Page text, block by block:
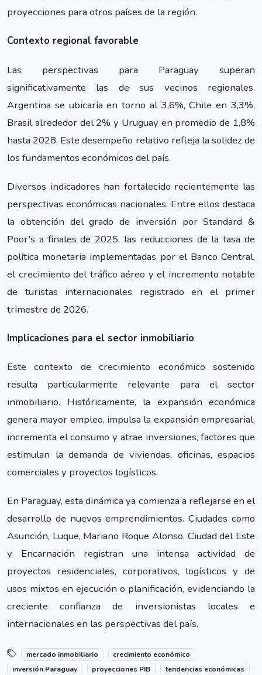
proyecciones para otros países de la región.
Contexto regional favorable
Las perspectivas para Paraguay superan
significativamente las de sus vecinos regionales.
Argentina se ubicaría en torno al 3,6%, Chile en 3,3%,
Brasil alrededor del 2% y Uruguay en promedio de 1,8%
hasta 2028. Este desempeño relativo refleja la solidez de
los fundamentos económicos del país.
Diversos indicadores han fortalecido recientemente las
perspectivas económicas nacionales. Entre ellos destaca
la obtención del grado de inversión por Standard &
Poor's a finales de 2025, las reducciones de la tasa de
política monetaria implementadas por el Banco Central,
el crecimiento del tráfico aéreo y el incremento notable
de turistas internacionales registrado en el primer
trimestre de 2026.
Implicaciones para el sector inmobiliario
Este contexto de crecimiento económico sostenido
resulta particularmente relevante para el sector
inmobiliario. Históricamente, la expansión económica
genera mayor empleo, impulsa la expansión empresarial,
incrementa el consumo y atrae inversiones, factores que
estimulan la demanda de viviendas, oficinas, espacios
comerciales y proyectos logísticos.
En Paraguay, esta dinámica ya comienza a reflejarse en el
desarrollo de nuevos emprendimientos. Ciudades como
Asunción, Luque, Mariano Roque Alonso, Ciudad del Este
y Encarnación registran una intensa actividad de
proyectos residenciales, corporativos, logísticos y de
usos mixtos en ejecución o planificación, evidenciando la
creciente confianza de inversionistas locales e
internacionales en las perspectivas del país.
mercado inmobiliario
crecimiento económico
inversión Paraguay
proyecciones PIB tendencias económicas